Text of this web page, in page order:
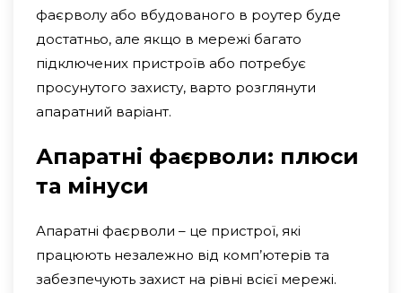
фаєрволу або вбудованого в роутер буде
достатньо, але якщо в мережі багато
підключених пристроїв або потребує
просунутого захисту, варто розглянути
апаратний варіант.
Апаратні фаєрволи: плюси
та мінуси
Апаратні фаєрволи – це пристрої, які
працюють незалежно від комп’ютерів та
забезпечують захист на рівні всієї мережі.